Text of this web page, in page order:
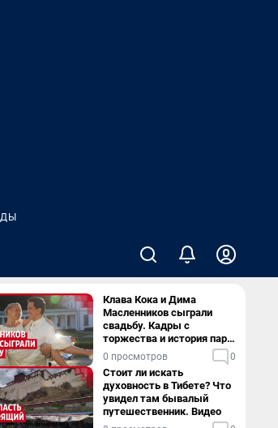
Клава Кока и Дима
Масленников сыграли
свадьбу. Кадры с
торжества и история пары
— в видео
0 просмотров 0
Стоит ли искать
духовность в Тибете? Что
увидел там бывалый
путешественник. Видео